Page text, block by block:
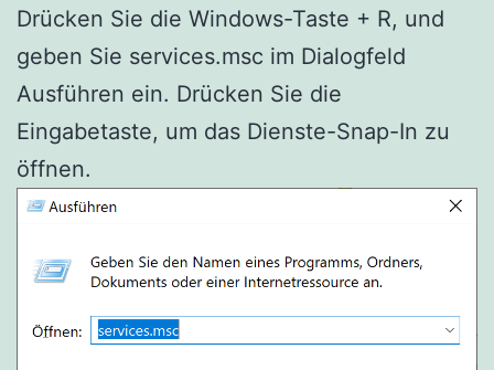
Drücken Sie die Windows-Taste + R, und
geben Sie services.msc im Dialogfeld
Ausführen ein. Drücken Sie die
Eingabetaste, um das Dienste-Snap-In zu
öffnen.